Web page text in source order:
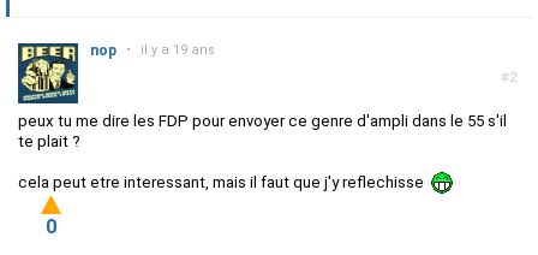
#2
nop • il y a 19 ans
peux tu me dire les FDP pour envoyer ce genre d'ampli dans le 55 s'il
te plait ?
cela peut etre interessant, mais il faut que j'y reflechisse
0